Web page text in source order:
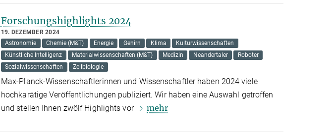
Forschungshighlights 2024
19. DEZEMBER 2024
Astronomie
Chemie (M&T) Energie Gehirn Klima
Kulturwissenschaften
Künstliche Intelligenz
Materialwissenschaften (M&T) Medizin Neandertaler
Roboter
Sozialwissenschaften
Zellbiologie
Max-Planck-Wissenschaftlerinnen und Wissenschaftler haben 2024 viele
hochkarätige Veröffentlichungen publiziert. Wir haben eine Auswahl getroffen
und stellen Ihnen zwölf Highlights vor
mehr